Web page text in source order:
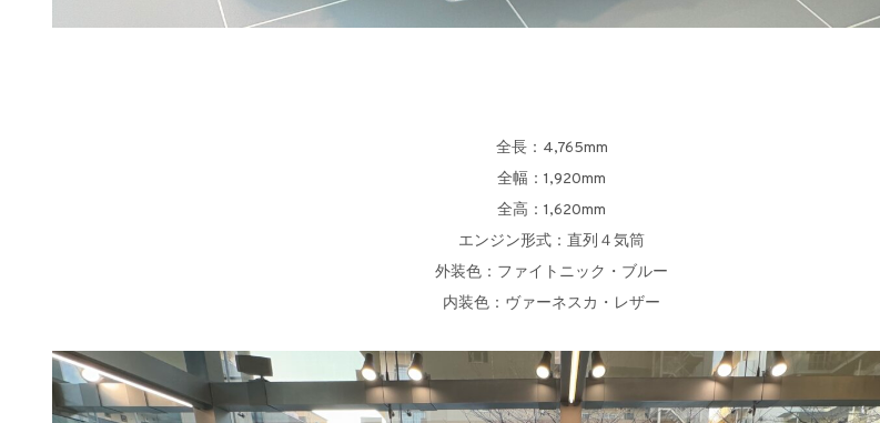
全長：4,765mm
全幅：1,920mm
全高：1,620mm
エンジン形式：直列４気筒
外装色：ファイトニック・ブルー
内装色：ヴァーネスカ・レザー